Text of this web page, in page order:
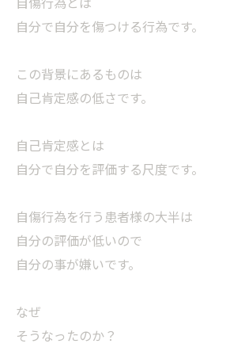
自分で自分を傷つける行為です。
この背景にあるものは
自己肯定感の低さです。
自己肯定感とは
自分で自分を評価する尺度です。
自傷行為を行う患者様の大半は
自分の評価が低いので
自分の事が嫌いです。
なぜ
そうなったのか？